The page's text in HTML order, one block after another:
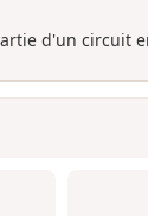
d'un circuit